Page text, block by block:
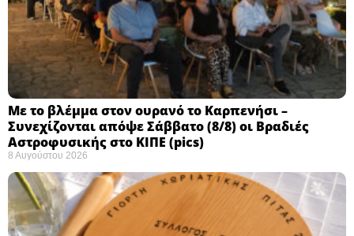
Με το βλέμμα στον ουρανό το Καρπενήσι –
Συνεχίζονται απόψε Σάββατο (8/8) οι Βραδιές
Αστροφυσικής στο ΚΙΠΕ (pics)
8 Αυγούστου 2026